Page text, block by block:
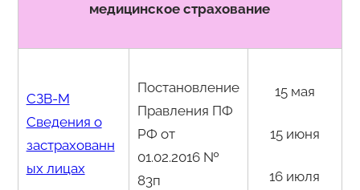
медицинское страхование
СЗВ-М
Сведения о
застрахованн
ых лицах
Постановление
Правления ПФ
РФ от
01.02.2016 №
83п
15 мая
15 июня
16 июля